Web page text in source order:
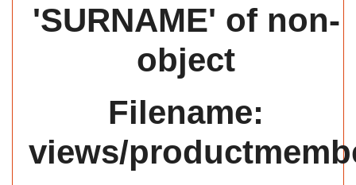
'SURNAME' of non-
object
Filename:
views/